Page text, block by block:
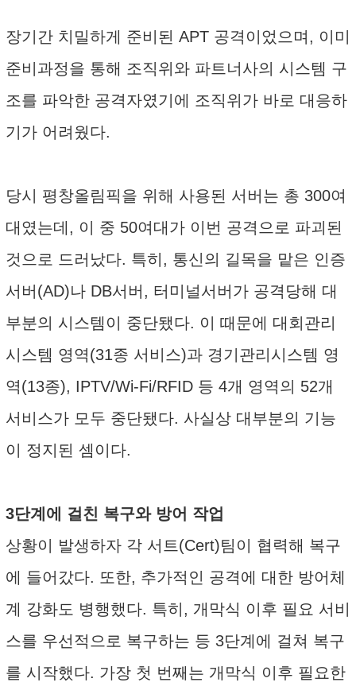
장기간 치밀하게 준비된 APT 공격이었으며, 이미
준비과정을 통해 조직위와 파트너사의 시스템 구
조를 파악한 공격자였기에 조직위가 바로 대응하
기가 어려웠다.
당시 평창올림픽을 위해 사용된 서버는 총 300여
대였는데, 이 중 50여대가 이번 공격으로 파괴된
것으로 드러났다. 특히, 통신의 길목을 맡은 인증
서버(AD)나 DB서버, 터미널서버가 공격당해 대
부분의 시스템이 중단됐다. 이 때문에 대회관리
시스템 영역(31종 서비스)과 경기관리시스템 영
역(13종), IPTV/Wi-Fi/RFID 등 4개 영역의 52개
서비스가 모두 중단됐다. 사실상 대부분의 기능
이 정지된 셈이다.
3단계에 걸친 복구와 방어 작업
상황이 발생하자 각 서트(Cert)팀이 협력해 복구
에 들어갔다. 또한, 추가적인 공격에 대한 방어체
계 강화도 병행했다. 특히, 개막식 이후 필요 서비
스를 우선적으로 복구하는 등 3단계에 걸쳐 복구
를 시작했다. 가장 첫 번째는 개막식 이후 필요한